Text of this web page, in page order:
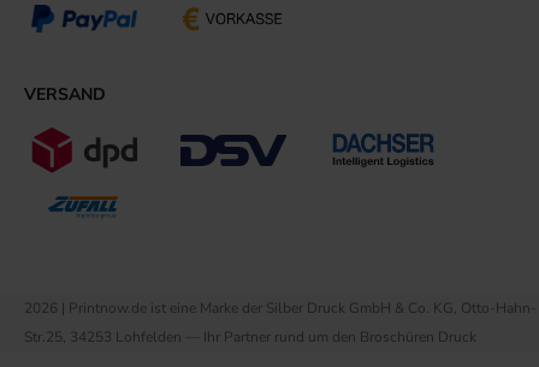
VERSAND
2026 | Printnow.de ist eine Marke der Silber Druck GmbH & Co. KG, Otto-Hahn-
Str.25, 34253 Lohfelden — Ihr Partner rund um den Broschüren Druck